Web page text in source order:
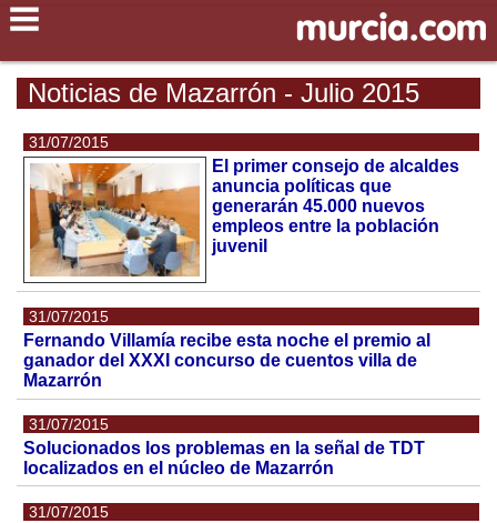
Noticias de Mazarrón - Julio 2015
31/07/2015
El primer consejo de alcaldes
anuncia políticas que
generarán 45.000 nuevos
empleos entre la población
juvenil
31/07/2015
Fernando Villamía recibe esta noche el premio al
ganador del XXXI concurso de cuentos villa de
Mazarrón
31/07/2015
Solucionados los problemas en la señal de TDT
localizados en el núcleo de Mazarrón
31/07/2015